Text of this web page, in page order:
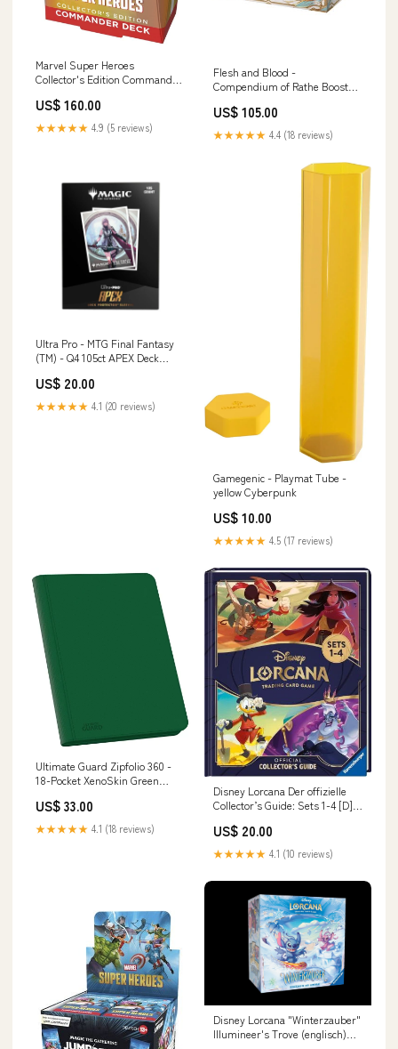
Marvel Super Heroes
Collector's Edition Commander
Assemble"englisch Rollenspiel
US$ 160.00
★★★★★ 4.9 (5 reviews)
Flesh and Blood -
Compendium of Rathe Booster
US$ 105.00
★★★★★ 4.4 (18 reviews)
Ultra Pro - MTG Final Fantasy
(TM) - Q4 105ct APEX Deck
Cyberpunk
US$ 20.00
★★★★★ 4.1 (20 reviews)
Gamegenic - Playmat Tube -
yellow Cyberpunk
US$ 10.00
★★★★★ 4.5 (17 reviews)
Ultimate Guard Zipfolio 360 -
18-Pocket XenoSkin Green
US$ 33.00
★★★★★ 4.1 (18 reviews)
Disney Lorcana Der offizielle
Collector’s Guide: Sets 1-4 [D]
US$ 20.00
★★★★★ 4.1 (10 reviews)
Disney Lorcana "Winterzauber"
Illumineer's Trove (englisch)